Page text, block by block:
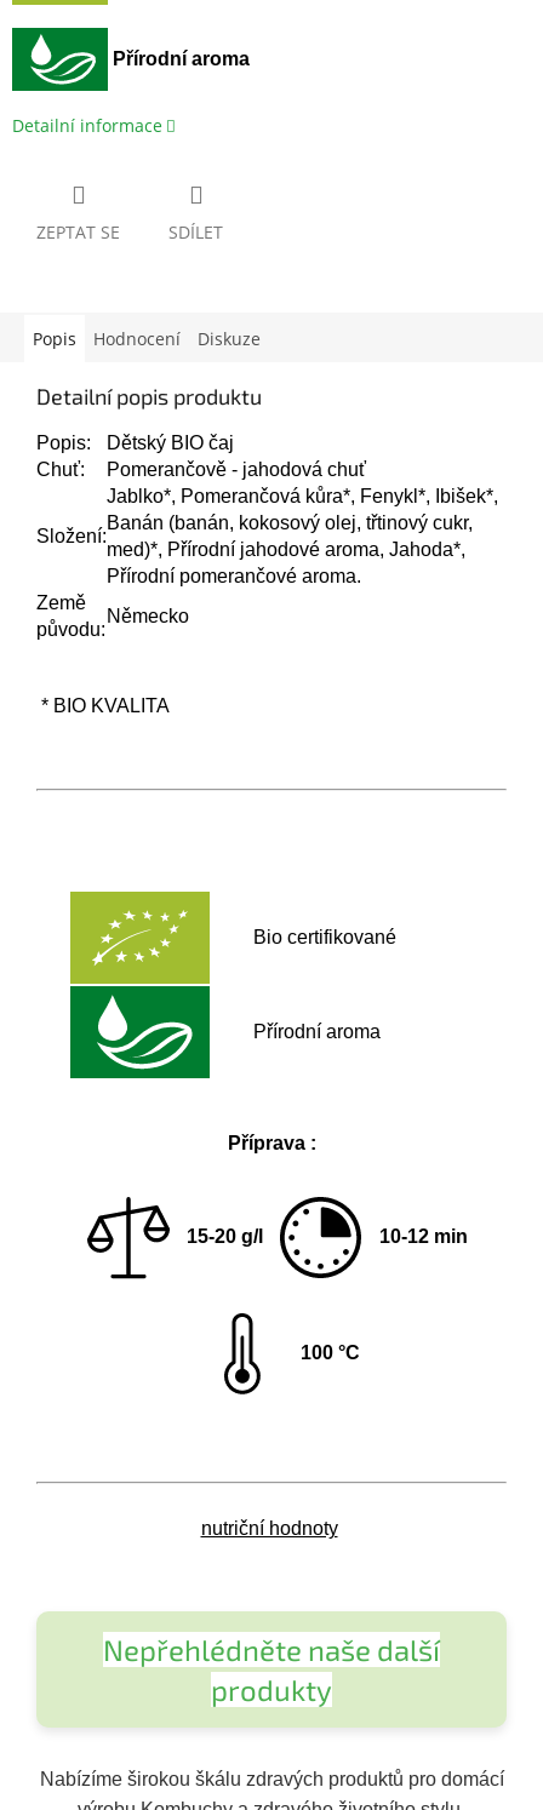
Přírodní aroma
Detailní informace
ZEPTAT SE SDÍLET
Popis Hodnocení Diskuze
Detailní popis produktu
Popis:
Dětský BIO čaj
Chuť:
Pomerančově - jahodová chuť
Složení:
Jablko*, Pomerančová kůra*, Fenykl*, Ibišek*,
Banán (banán, kokosový olej, třtinový cukr,
med)*, Přírodní jahodové aroma, Jahoda*,
Přírodní pomerančové aroma.
Země
původu:
Německo
* BIO KVALITA
Bio certifikované
Přírodní aroma
Příprava :
15-20 g/l 10-12 min
100 °C
nutriční hodnoty
Nepřehlédněte naše další
produkty
Nabízíme širokou škálu zdravých produktů pro domácí